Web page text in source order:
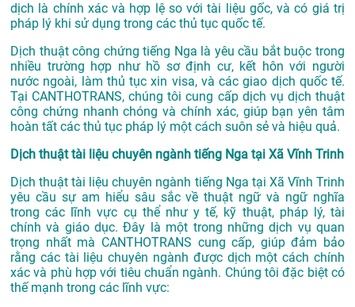
dịch là chính xác và hợp lệ so với tài liệu gốc, và có giá trị
pháp lý khi sử dụng trong các thủ tục quốc tế.
Dịch thuật công chứng tiếng Nga là yêu cầu bắt buộc trong
nhiều trường hợp như hồ sơ định cư, kết hôn với người
nước ngoài, làm thủ tục xin visa, và các giao dịch quốc tế.
Tại CANTHOTRANS, chúng tôi cung cấp dịch vụ dịch thuật
công chứng nhanh chóng và chính xác, giúp bạn yên tâm
hoàn tất các thủ tục pháp lý một cách suôn sẻ và hiệu quả.
Dịch thuật tài liệu chuyên ngành tiếng Nga tại Xã Vĩnh Trinh
Dịch thuật tài liệu chuyên ngành tiếng Nga tại Xã Vĩnh Trinh
yêu cầu sự am hiểu sâu sắc về thuật ngữ và ngữ nghĩa
trong các lĩnh vực cụ thể như y tế, kỹ thuật, pháp lý, tài
chính và giáo dục. Đây là một trong những dịch vụ quan
trọng nhất mà CANTHOTRANS cung cấp, giúp đảm bảo
rằng các tài liệu chuyên ngành được dịch một cách chính
xác và phù hợp với tiêu chuẩn ngành. Chúng tôi đặc biệt có
thế mạnh trong các lĩnh vực: